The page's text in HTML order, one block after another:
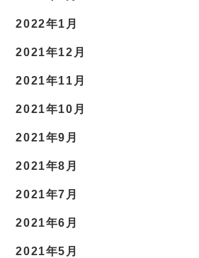
2022年1月
2021年12月
2021年11月
2021年10月
2021年9月
2021年8月
2021年7月
2021年6月
2021年5月